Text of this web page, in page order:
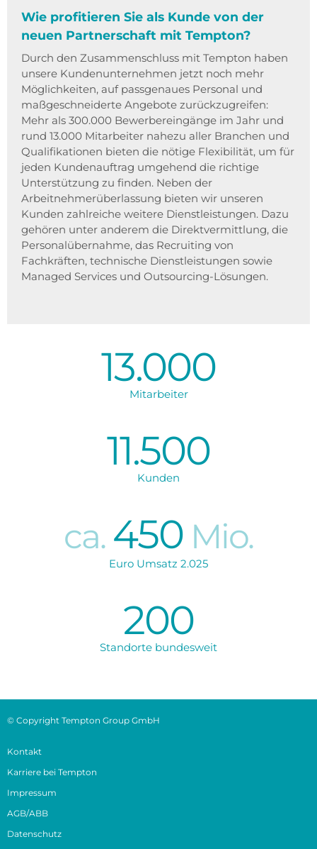
Wie profitieren Sie als Kunde von der
neuen Partnerschaft mit Tempton?
Durch den Zusammenschluss mit Tempton haben
unsere Kundenunternehmen jetzt noch mehr
Möglichkeiten, auf passgenaues Personal und
maßgeschneiderte Angebote zurückzugreifen:
Mehr als 300.000 Bewerbereingänge im Jahr und
rund 13.000 Mitarbeiter nahezu aller Branchen und
Qualifikationen bieten die nötige Flexibilität, um für
jeden Kundenauftrag umgehend die richtige
Unterstützung zu finden. Neben der
Arbeitnehmerüberlassung bieten wir unseren
Kunden zahlreiche weitere Dienstleistungen. Dazu
gehören unter anderem die Direktvermittlung, die
Personalübernahme, das Recruiting von
Fachkräften, technische Dienstleistungen sowie
Managed Services und Outsourcing-Lösungen.
13.000
Mitarbeiter
11.500
Kunden
ca. 450 Mio.
Euro Umsatz 2.025
200
Standorte bundesweit
© Copyright Tempton Group GmbH
Kontakt
Karriere bei Tempton
Impressum
AGB/ABB
Datenschutz